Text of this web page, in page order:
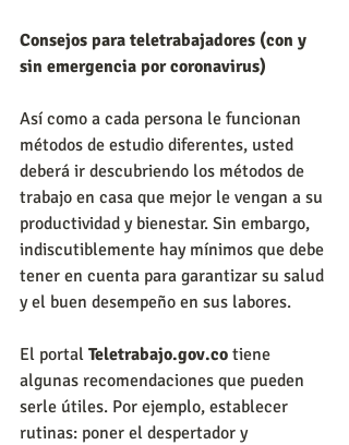
Consejos para teletrabajadores (con y
sin emergencia por coronavirus)
Así como a cada persona le funcionan
métodos de estudio diferentes, usted
deberá ir descubriendo los métodos de
trabajo en casa que mejor le vengan a su
productividad y bienestar. Sin embargo,
indiscutiblemente hay mínimos que debe
tener en cuenta para garantizar su salud
y el buen desempeño en sus labores.
El portal Teletrabajo.gov.co tiene
algunas recomendaciones que pueden
serle útiles. Por ejemplo, establecer
rutinas: poner el despertador y